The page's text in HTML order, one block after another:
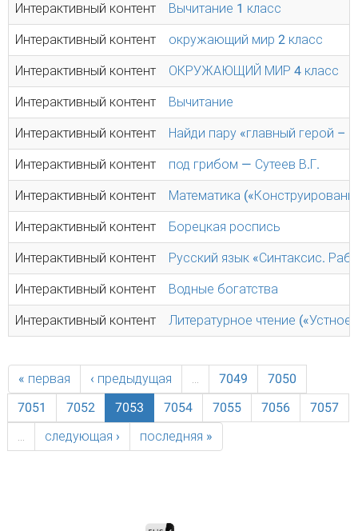
Интерактивный контент Вычитание 1 класс
Интерактивный контент окружающий мир 2 класс
Интерактивный контент ОКРУЖАЮЩИЙ МИР 4 класс
Интерактивный контент Вычитание
Интерактивный контент Найди пару «главный герой –
Интерактивный контент под грибом — Сутеев В.Г.
Интерактивный контент Математика
Интерактивный контент Борецкая роспись
Интерактивный контент Русский язык «Синтаксис.
Интерактивный контент Водные богатства
Интерактивный контент Литературное чтение
« первая ‹ предыдущая … 7049
7050
7051
7052 7053 7054 7055 7056
7057
…
следующая › последняя »